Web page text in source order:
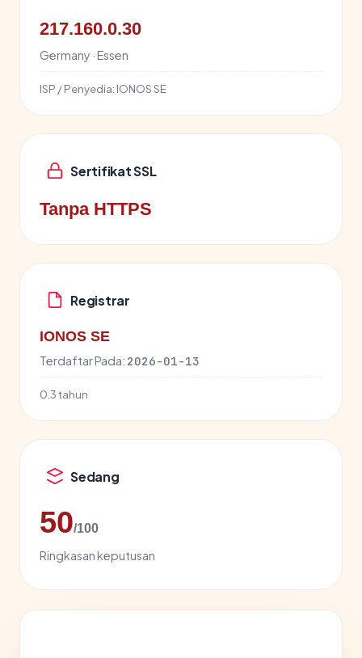
217.160.0.30
Germany · Essen
ISP / Penyedia: IONOS SE
Sertifikat SSL
Tanpa HTTPS
Registrar
IONOS SE
Terdaftar Pada: 2026-01-13
0.3 tahun
Sedang
50/100
Ringkasan keputusan